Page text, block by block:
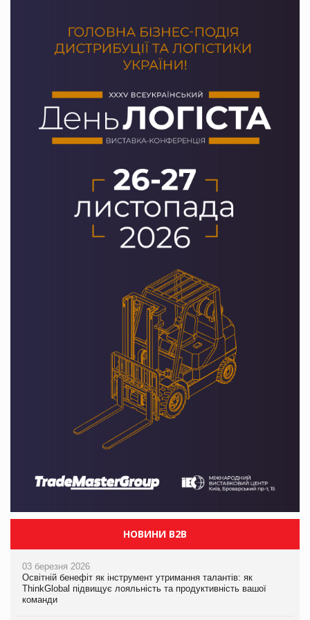
НОВИНИ B2B
03 березня 2026
Освітній бенефіт як інструмент утримання талантів: як
ThinkGlobal підвищує лояльність та продуктивність вашої
команди